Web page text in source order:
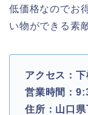
低価格なのでお
い物ができる素
アクセス：
営業時間：
住所：山口